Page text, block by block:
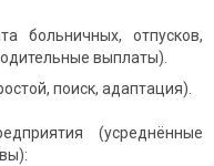
больничных, отпусков,
выплаты).
поиск, адаптация).
(усреднённые